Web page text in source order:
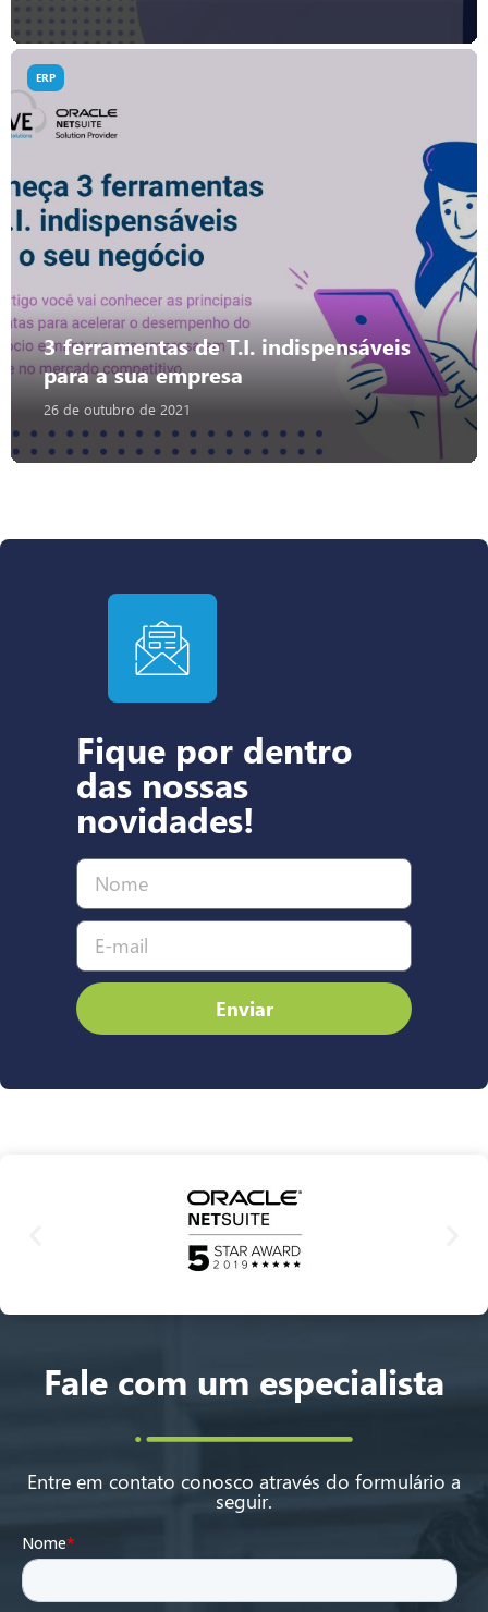
3 ferramentas de T.I. indispensáveis
para a sua empresa
26 de outubro de 2021
ERP
Fique por dentro
das nossas
novidades!
Enviar
Fale com um especialista
Entre em contato conosco através do formulário a
seguir.